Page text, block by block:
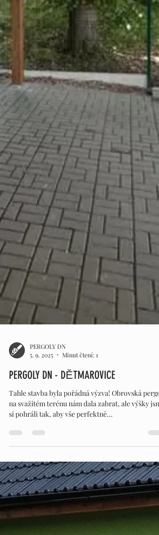
PERGOLY DN
5. 9. 2025
Minut čtení: 1
PERGOLY DN - DĚTMAROVICE
Tahle stavba byla pořádná výzva! Obrovská
si pohráli tak, aby vše perfektně...